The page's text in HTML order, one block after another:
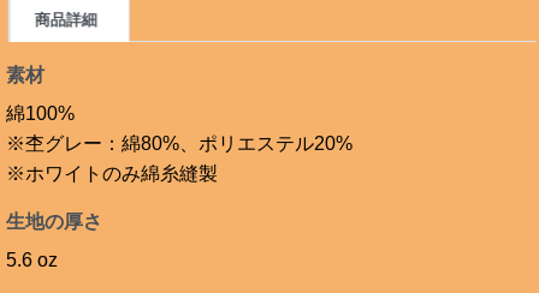
商品詳細
素材
綿100%
※杢グレー：綿80%、ポリエステル20%
※ホワイトのみ綿糸縫製
生地の厚さ
5.6 oz